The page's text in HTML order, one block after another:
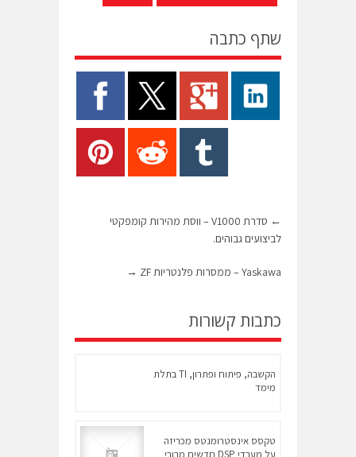
שתף כתבה
←
סדרת V1000 – ווסת מהירות קומפקטי
לביצועים גבוהים.
Yaskawa – ממסרות פלנטריות ZF →
כתבות קשורות
הקשבה, פיתוח ופתרון, TI בתלת
מימד
טקסס אינסטרומנטס מכריזה
על מעבדי DSP חדשים מרובי